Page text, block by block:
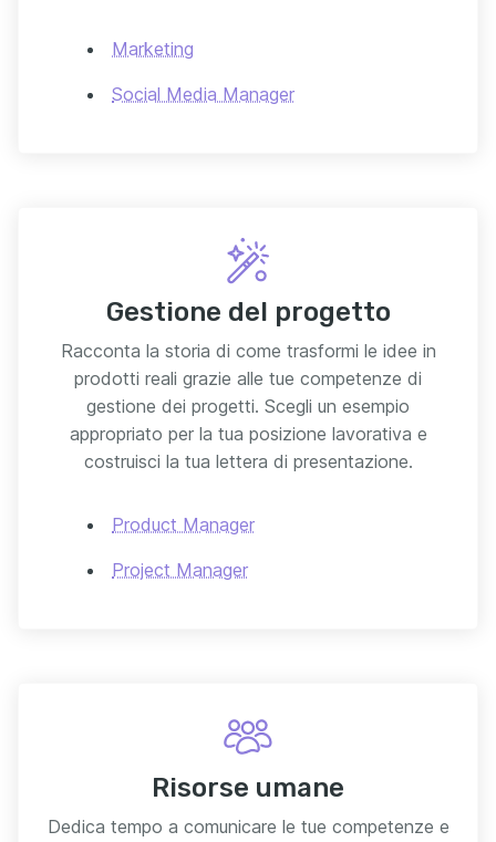
Marketing
Social Media Manager
Gestione del progetto
Racconta la storia di come trasformi le idee in
prodotti reali grazie alle tue competenze di
gestione dei progetti. Scegli un esempio
appropriato per la tua posizione lavorativa e
costruisci la tua lettera di presentazione.
Product Manager
Project Manager
Risorse umane
Dedica tempo a comunicare le tue competenze e